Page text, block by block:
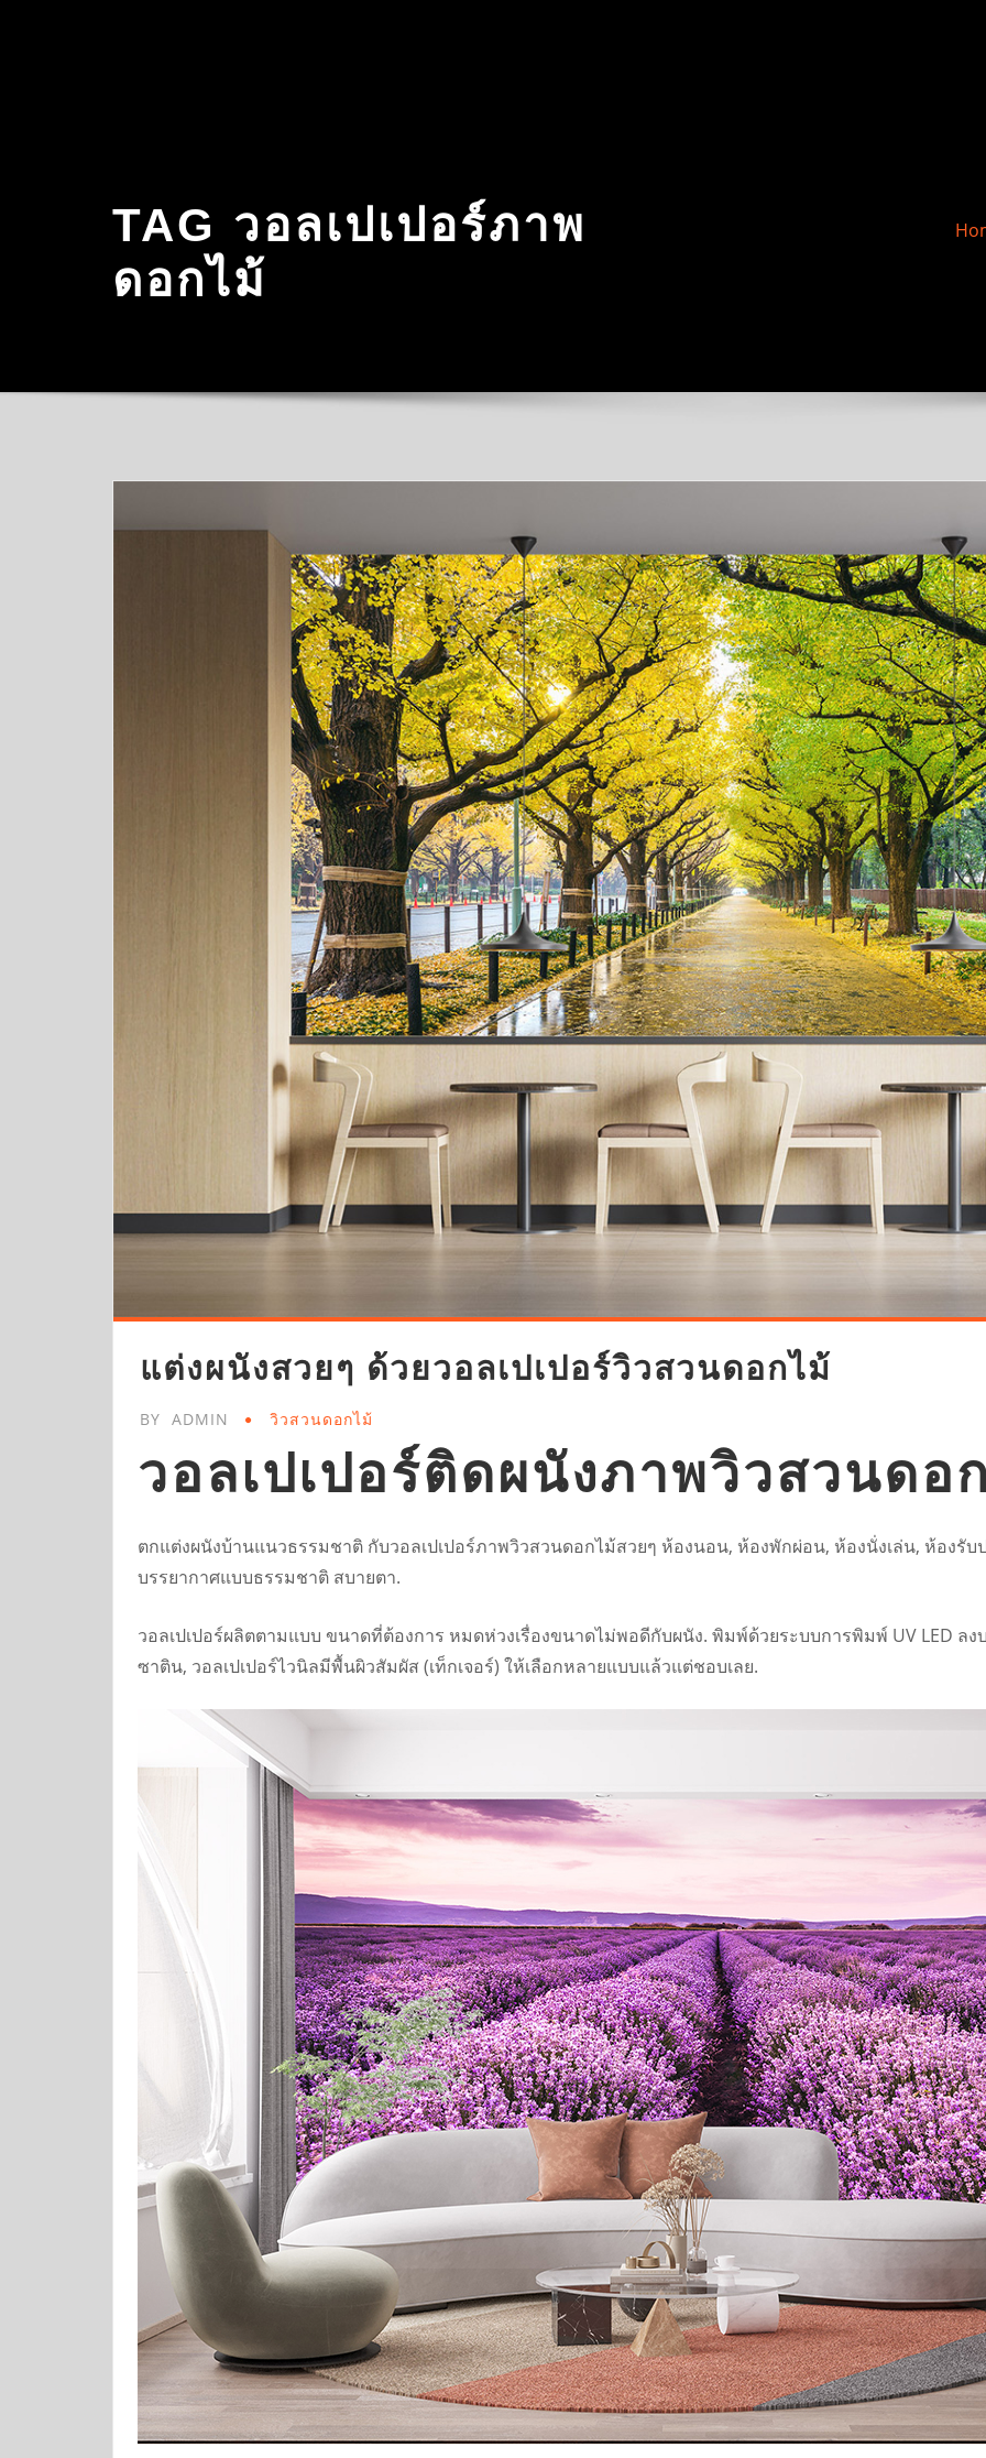
TAG วอลเปเปอร์ภาพ
ดอกไม้
แต่งผนังสวยๆ ด้วยวอลเปเปอร์วิวสวนดอกไม้
BY ADMIN วิวสวนดอกไม้
วอลเปเปอร์ติดผนังภาพวิวสวนดอ
ตกแต่งผนังบ้านแนวธรรมชาติ กับวอลเปเปอร์ภาพวิวสวนดอกไม้สวยๆ ห้องนอน, ห้องพักผ่อน, ห้องนั่งเล่น, ห้องรั
บรรยากาศแบบธรรมชาติ สบายตา.
วอลเปเปอร์ผลิตตามแบบ ขนาดที่ต้องการ หมดห่วงเรื่องขนาดไม่พอดีกับผนัง. พิมพ์ด้วยระบบการพิมพ์ UV LED ล
ซาติน, วอลเปเปอร์ไวนิลมีพื้นผิวสัมผัส (เท็กเจอร์) ให้เลือกหลายแบบแล้วแต่ชอบเลย.